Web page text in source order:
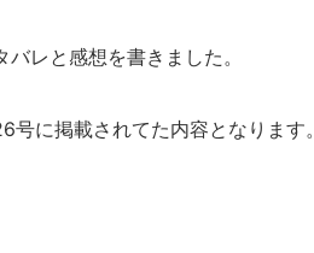
レと感想を書きました。
に掲載されてた内容となります。